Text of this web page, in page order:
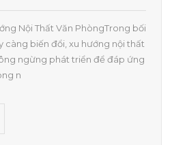
Nội Thất Văn PhòngTrong bối
càng biến đổi, xu hướng nội thất
ngừng phát triển để đáp ứng
n